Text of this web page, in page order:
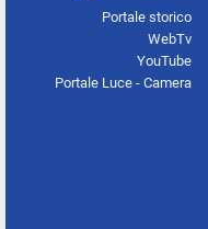
Portale storico
WebTv
YouTube
Portale Luce - Camera